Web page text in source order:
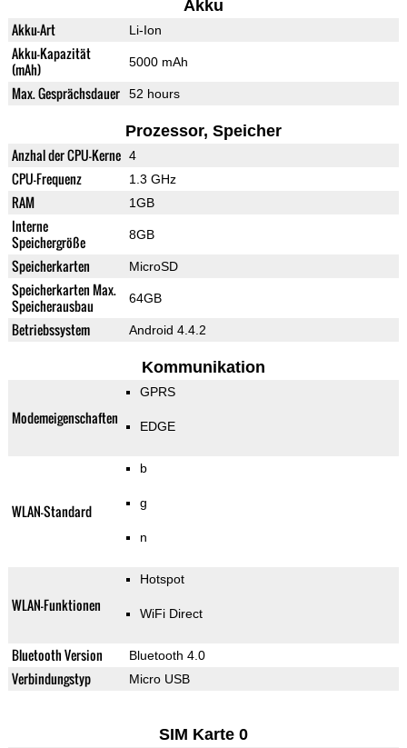
Akku
Akku-Art Li-Ion
Akku-Kapazität
(mAh)
5000 mAh
Max. Gesprächsdauer 52 hours
Prozessor, Speicher
Anzhal der CPU-Kerne 4
CPU-Frequenz 1.3 GHz
RAM 1GB
Interne
Speichergröße
8GB
Speicherkarten MicroSD
Speicherkarten Max.
Speicherausbau
64GB
Betriebssystem Android 4.4.2
Kommunikation
Modemeigenschaften
GPRS
EDGE
WLAN-Standard
b
g
n
WLAN-Funktionen
Hotspot
WiFi Direct
Bluetooth Version Bluetooth 4.0
Verbindungstyp Micro USB
SIM Karte 0